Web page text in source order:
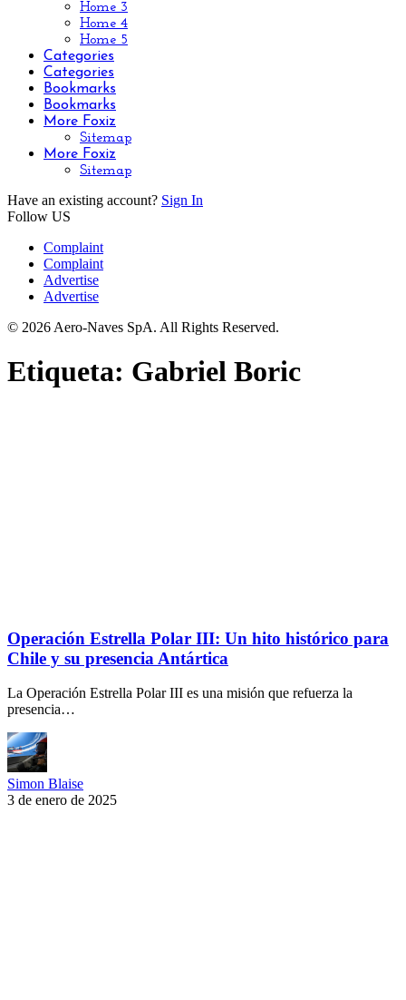
Home 3
Home 4
Home 5
Categories
Categories
Bookmarks
Bookmarks
More Foxiz
Sitemap
More Foxiz
Sitemap
Have an existing account? Sign In
Follow US
Complaint
Complaint
Advertise
Advertise
© 2026 Aero-Naves SpA. All Rights Reserved.
Etiqueta: Gabriel Boric
Operación Estrella Polar III: Un hito histórico para
Chile y su presencia Antártica
La Operación Estrella Polar III es una misión que refuerza la
presencia…
Simon Blaise
3 de enero de 2025